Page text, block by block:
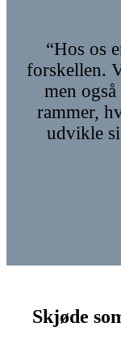
“Hos os
forskellen.
men
rammer,
udvikle
Skjøde